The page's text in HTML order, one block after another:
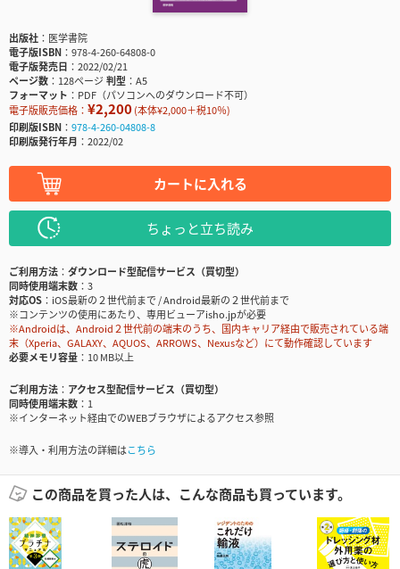
出版社
医学書院
電子版ISBN
978-4-260-64808-0
電子版発売日
2022/02/21
ページ数
128ページ判型
A5
フォーマット
PDF（パソコンへのダウンロード不可）
電子版販売価格： ¥2,200(本体¥2,000＋税10％)
印刷版ISBN
978-4-260-04808-8
印刷版発行年月
2022/02
カートに入れる
ちょっと立ち読み
ご利用方法
ダウンロード型配信サービス（買切型）
同時使用端末数
3
対応OS
iOS最新の２世代前まで / Android最新の２世代前まで
※コンテンツの使用にあたり、専用ビューアisho.jpが必要
※Androidは、Android２世代前の端末のうち、国内キャリア経由で販売されている端
末（Xperia、GALAXY、AQUOS、ARROWS、Nexusなど）にて動作確認しています
必要メモリ容量
10 MB以上
ご利用方法
アクセス型配信サービス（買切型）
同時使用端末数
1
※インターネット経由でのWEBブラウザによるアクセス参照
※導入・利用方法の詳細はこちら
この商品を買った人は、こんな商品も買っています。